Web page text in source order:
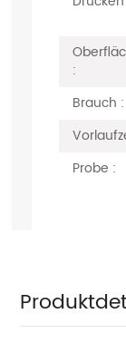
:
Brauch :
Probe :